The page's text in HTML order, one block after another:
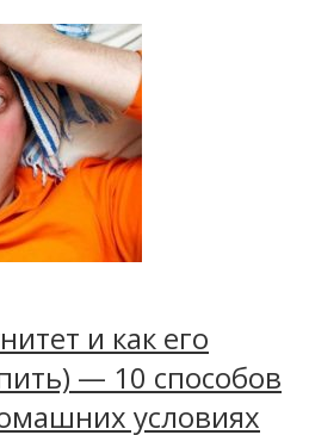
и как его
— 10 способов
условиях